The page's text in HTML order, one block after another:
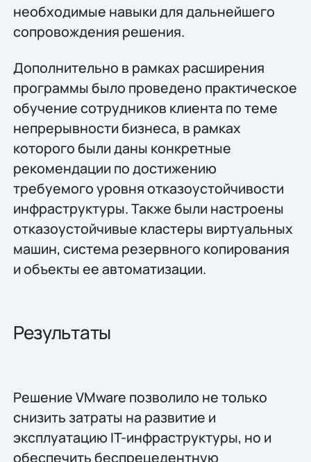
необходимые навыки для дальнейшего
сопровождения решения.
Дополнительно в рамках расширения
программы было проведено практическое
обучение сотрудников клиента по теме
непрерывности бизнеса, в рамках
которого были даны конкретные
рекомендации по достижению
требуемого уровня отказоустойчивости
инфраструктуры. Также были настроены
отказоустойчивые кластеры виртуальных
машин, система резервного копирования
и объекты ее автоматизации.
Результаты
Решение VMware позволило не только
снизить затраты на развитие и
эксплуатацию IT-инфраструктуры, но и
обеспечить беспрецедентную